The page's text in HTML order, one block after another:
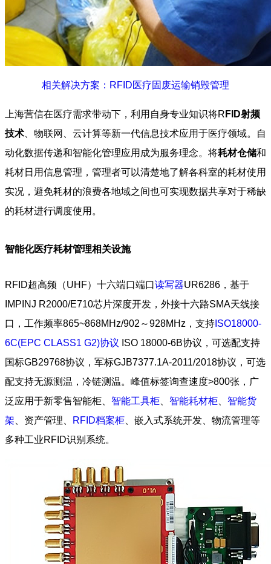
相关解决方案：RFID医疗固废运输销毁管理
上海营信在医疗需求带动下，利用自身专业知识将R FID射频
技术 、物联网、云计算等新一代信息技术应用于医疗领域。自
动化数据传递和智能化管理应用成为服务理念。将耗材仓储和
耗材日用信息管理，管理者可以清楚地了解各科室的耗材使用
实况，避免耗材的浪费各地域之间也可实现数据共享对于稀缺
的耗材进行调度使用。
智能化医疗耗材管理相关设施
RFID超高频（UHF）十六端口端口读写器UR6286，基于
IMPINJ R2000/E710芯片深度开发，外接十六路SMA天线接
口，工作频率865~868MHz/902～928MHz，支持 ISO18000-
6C(EPC CLASS1 G2)协议 ISO 18000-6B协议，可选配支持
国标GB29768协议，军标GJB7377.1A-2011/2018协议，可选
配支持无源测温，冷链测温。峰值标签询查速度>800张，广
泛应用于新零售智能柜、 智能工具柜、 智能耗材柜、 智能货
架、资产管理、 RFID档案柜、嵌入式系统开发、物流管理等
多种工业RFID识别系统。